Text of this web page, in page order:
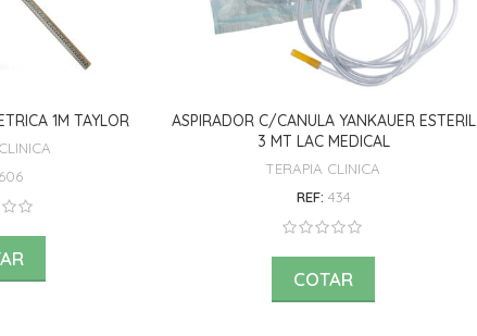
1M TAYLOR
606
ASPIRADOR C/CANULA YANKAUER ESTERIL
3 MT LAC MEDICAL
TERAPIA CLINICA
REF: 434
COTAR